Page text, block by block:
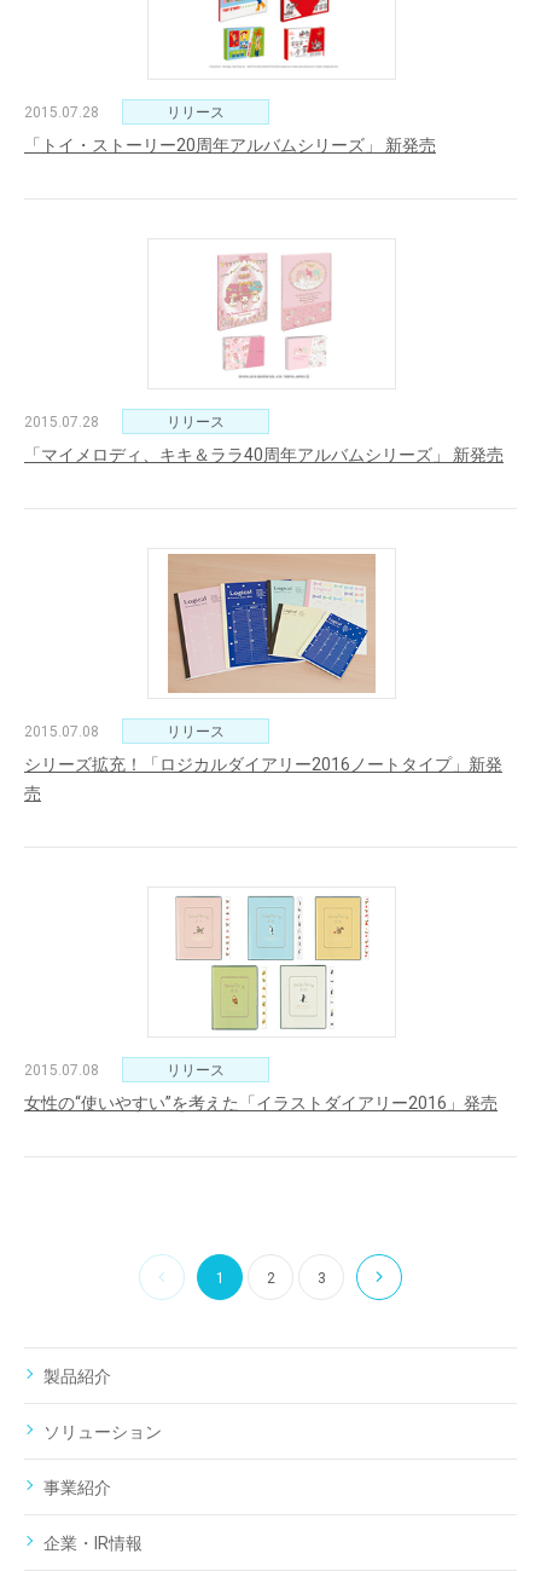
2015.07.28 リリース
「トイ・ストーリー20周年アルバムシリーズ」 新発売
2015.07.28 リリース
「マイメロディ、キキ＆ララ40周年アルバムシリーズ」 新発売
2015.07.08 リリース
シリーズ拡充！「ロジカルダイアリー2016ノートタイプ」新発
売
2015.07.08 リリース
女性の“使いやすい”を考えた「イラストダイアリー2016」発売
1 2 3
製品紹介
ソリューション
事業紹介
企業・IR情報